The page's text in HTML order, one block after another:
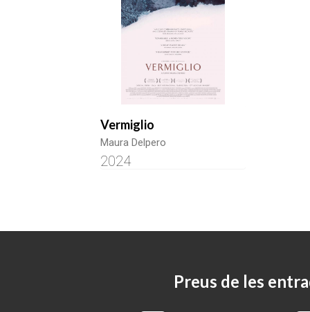
Vermiglio
Maura Delpero
2024
Preus de les